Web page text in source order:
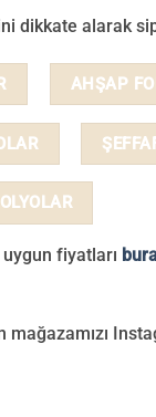
dikkate alarak
AHŞAP
fiyatları